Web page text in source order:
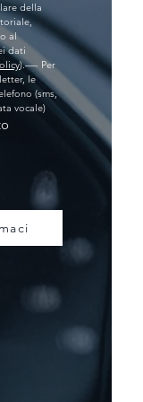
della
al
dati
).—- Per
le
(sms,
vocale)